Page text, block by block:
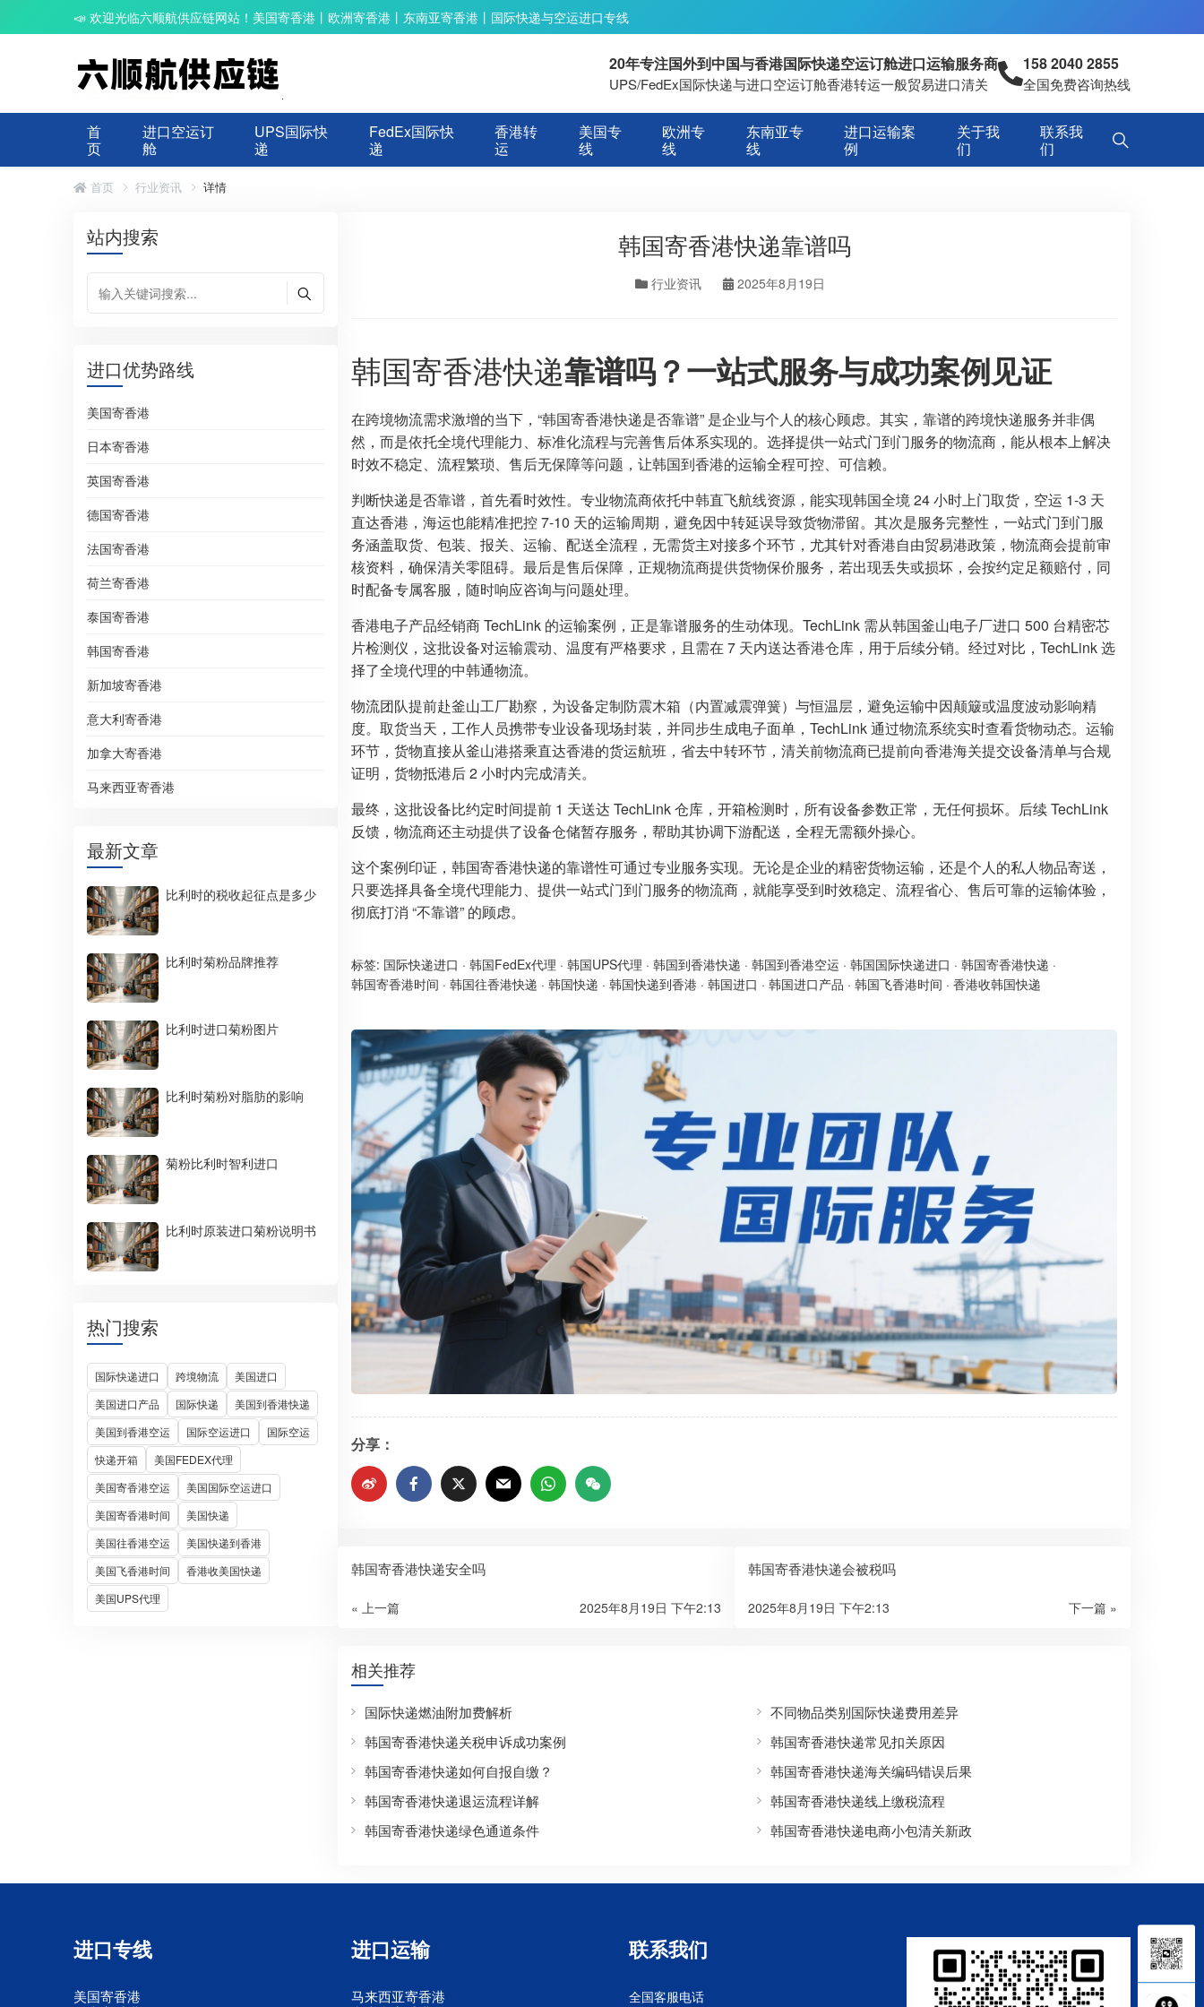
📣 欢迎光临六顺航供应链网站！美国寄香港丨欧洲寄香港丨东南亚寄香港丨国际快递与空运进口专线
20年专注国外到中国与香港国际快递空运订舱进口运输服务商
UPS/FedEx国际快递与进口空运订舱香港转运一般贸易进口清关
158 2040 2855
全国免费咨询热线
首
页
进口空运订
舱
UPS国际快
递
FedEx国际快
递
香港转
运
美国专
线
欧洲专
线
东南亚专
线
进口运输案
例
关于我
们
联系我
们
首页 行业资讯 详情
站内搜索
进口优势路线
美国寄香港
日本寄香港
英国寄香港
德国寄香港
法国寄香港
荷兰寄香港
泰国寄香港
韩国寄香港
新加坡寄香港
意大利寄香港
加拿大寄香港
马来西亚寄香港
最新文章
比利时的税收起征点是多少
比利时菊粉品牌推荐
比利时进口菊粉图片
比利时菊粉对脂肪的影响
菊粉比利时智利进口
比利时原装进口菊粉说明书
热门搜索
国际快递进口 跨境物流
美国进口
美国进口产品
国际快递
美国到香港快递
美国到香港空运
国际空运进口
国际空运
快递开箱
美国FEDEX代理
美国寄香港空运
美国国际空运进口
美国寄香港时间
美国快递
美国往香港空运
美国快递到香港
美国飞香港时间
香港收美国快递
美国UPS代理
韩国寄香港快递靠谱吗
行业资讯 2025年8月19日
韩国寄香港快递靠谱吗？一站式服务与成功案例见证
在跨境物流需求激增的当下，“韩国寄香港快递是否靠谱” 是企业与个人的核心顾虑。其实，靠谱的跨境快递服务并非偶
然，而是依托全境代理能力、标准化流程与完善售后体系实现的。选择提供一站式门到门服务的物流商，能从根本上解决
时效不稳定、流程繁琐、售后无保障等问题，让韩国到香港的运输全程可控、可信赖。
判断快递是否靠谱，首先看时效性。专业物流商依托中韩直飞航线资源，能实现韩国全境 24 小时上门取货，空运 1-3 天
直达香港，海运也能精准把控 7-10 天的运输周期，避免因中转延误导致货物滞留。其次是服务完整性，一站式门到门服
务涵盖取货、包装、报关、运输、配送全流程，无需货主对接多个环节，尤其针对香港自由贸易港政策，物流商会提前审
核资料，确保清关零阻碍。最后是售后保障，正规物流商提供货物保价服务，若出现丢失或损坏，会按约定足额赔付，同
时配备专属客服，随时响应咨询与问题处理。
香港电子产品经销商 TechLink 的运输案例，正是靠谱服务的生动体现。TechLink 需从韩国釜山电子厂进口 500 台精密芯
片检测仪，这批设备对运输震动、温度有严格要求，且需在 7 天内送达香港仓库，用于后续分销。经过对比，TechLink 选
择了全境代理的中韩通物流。
物流团队提前赴釜山工厂勘察，为设备定制防震木箱（内置减震弹簧）与恒温层，避免运输中因颠簸或温度波动影响精
度。取货当天，工作人员携带专业设备现场封装，并同步生成电子面单，TechLink 通过物流系统实时查看货物动态。运输
环节，货物直接从釜山港搭乘直达香港的货运航班，省去中转环节，清关前物流商已提前向香港海关提交设备清单与合规
证明，货物抵港后 2 小时内完成清关。
最终，这批设备比约定时间提前 1 天送达 TechLink 仓库，开箱检测时，所有设备参数正常，无任何损坏。后续 TechLink
反馈，物流商还主动提供了设备仓储暂存服务，帮助其协调下游配送，全程无需额外操心。
这个案例印证，韩国寄香港快递的靠谱性可通过专业服务实现。无论是企业的精密货物运输，还是个人的私人物品寄送，
只要选择具备全境代理能力、提供一站式门到门服务的物流商，就能享受到时效稳定、流程省心、售后可靠的运输体验，
彻底打消 “不靠谱” 的顾虑。
标签: 国际快递进口 · 韩国FedEx代理 · 韩国UPS代理 · 韩国到香港快递 · 韩国到香港空运 · 韩国国际快递进口 · 韩国寄香港快递 ·
韩国寄香港时间 · 韩国往香港快递 · 韩国快递 · 韩国快递到香港 · 韩国进口 · 韩国进口产品 · 韩国飞香港时间 · 香港收韩国快递
分享：
韩国寄香港快递安全吗
« 上一篇 2025年8月19日 下午2:13
韩国寄香港快递会被税吗
下一篇 »
2025年8月19日 下午2:13
相关推荐
国际快递燃油附加费解析
不同物品类别国际快递费用差异
韩国寄香港快递关税申诉成功案例
韩国寄香港快递常见扣关原因
韩国寄香港快递如何自报自缴？
韩国寄香港快递海关编码错误后果
韩国寄香港快递退运流程详解
韩国寄香港快递线上缴税流程
韩国寄香港快递绿色通道条件
韩国寄香港快递电商小包清关新政
进口专线
美国寄香港
进口运输
马来西亚寄香港
联系我们
全国客服电话